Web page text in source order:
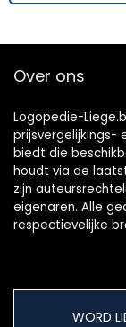
Over ons
Logopedie-
prijsvergelijkings-
biedt die
houdt via de
zijn
eigenaren. Alle
respectievelijke
WORD